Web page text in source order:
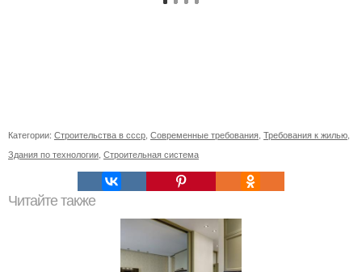
Категории: Строительства в ссср Современные требования Требования к жилью
Здания по технологии Строительная система
Читайте также